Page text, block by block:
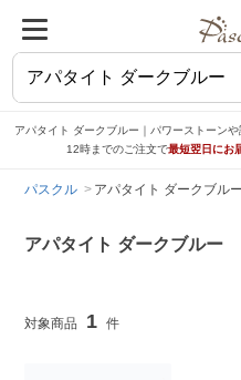
アパタイト ダークブルー｜パワーストーン
12時までのご注文で最短翌日にお
パスクル アパタイト ダークブルー
アパタイト ダークブルー
1